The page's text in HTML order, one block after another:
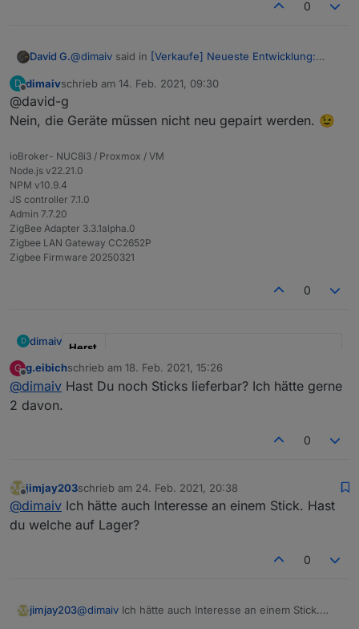
0
David G.@dimaiv said in [Verkaufe] Neueste Entwicklung:
mehr Zeit habe, beschreibe ich ausführlicher.
Dann müssen die verbunden Geräte aber neu
D
Offline
dimaivschrieb am 14. Feb. 2021, 09:30
zuletzt editiert von
@david-g
Nein, die Geräte müssen nicht neu gepairt werden. 😉
ioBroker- NUC8i3 / Proxmox / VM
Node.js v22.21.0
NPM v10.9.4
JS controller 7.1.0
Admin 7.7.20
ZigBee Adapter 3.3.1alpha.0
Zigbee LAN Gateway CC2652P
Zigbee Firmware 20250321
0
D dimaiv
Herst
eller
" Ich "
Mode
"CC2652P, Einsatzbereit"
s pro
Stück
Telegramm:https://t.me/Zigbee1
ung
und Gehäuse"
G
Offline
g.eibichschrieb am 18. Feb. 2021, 15:26
zuletzt editiert von
@dimaiv Hast Du noch Sticks lieferbar? Ich hätte gerne
2 davon.
0
Offline
jimjay203schrieb am 24. Feb. 2021, 20:38
zuletzt editiert von
@dimaiv Ich hätte auch Interesse an einem Stick. Hast
du welche auf Lager?
0
jimjay203@dimaiv Ich hätte auch Interesse an einem Stick.